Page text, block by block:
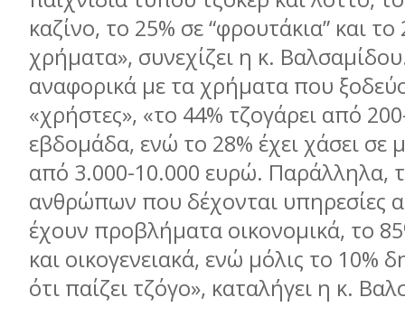
καζίνο, το 25% σε “φρουτάκια” και
χρήµατα», συνεχίζει η κ.
αναφορικά µε τα χρήµατα που
«χρήστες», «το 44% τζογάρει από
εβδοµάδα, ενώ το 28% έχει χάσει σε
από 3.000-10.000 ευρώ. Παράλληλα,
ανθρώπων που δέχονται υπηρεσίες
έχουν προβλήµατα οικονοµικά, το
και οικογενειακά, ενώ µόλις το 10%
ότι παίζει τζόγο», καταλήγει η κ.